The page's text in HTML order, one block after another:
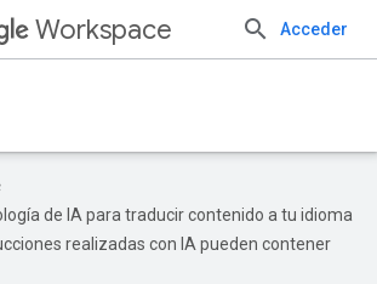
Workspace Acceder
de IA para traducir contenido a tu idioma
realizadas con IA pueden contener